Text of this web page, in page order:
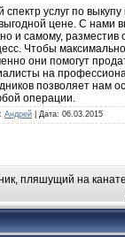
услуг по
цене. С нами
и самому, разместив
Чтобы
они помогут
на
позволяет нам
операции.
Андрей | Дата: 06.03.2015
пляшущий на